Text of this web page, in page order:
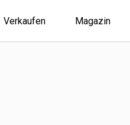
Verkaufen Magazin